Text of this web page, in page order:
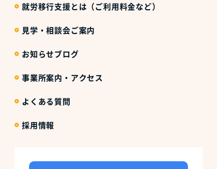
就労移行支援とは（ご利用料金など）
見学・相談会ご案内
お知らせブログ
事業所案内・アクセス
よくある質問
採用情報